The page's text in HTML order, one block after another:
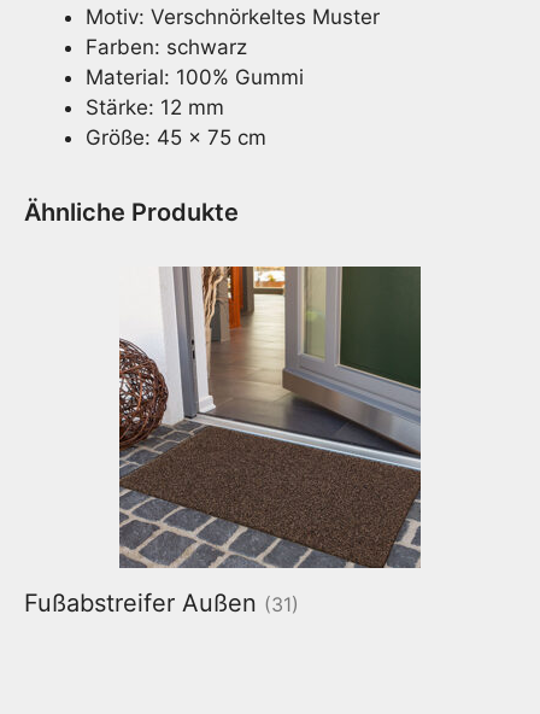
Motiv: Verschnörkeltes Muster
Farben: schwarz
Material: 100% Gummi
Stärke: 12 mm
Größe: 45 x 75 cm
Ähnliche Produkte
Fußabstreifer Außen (31)